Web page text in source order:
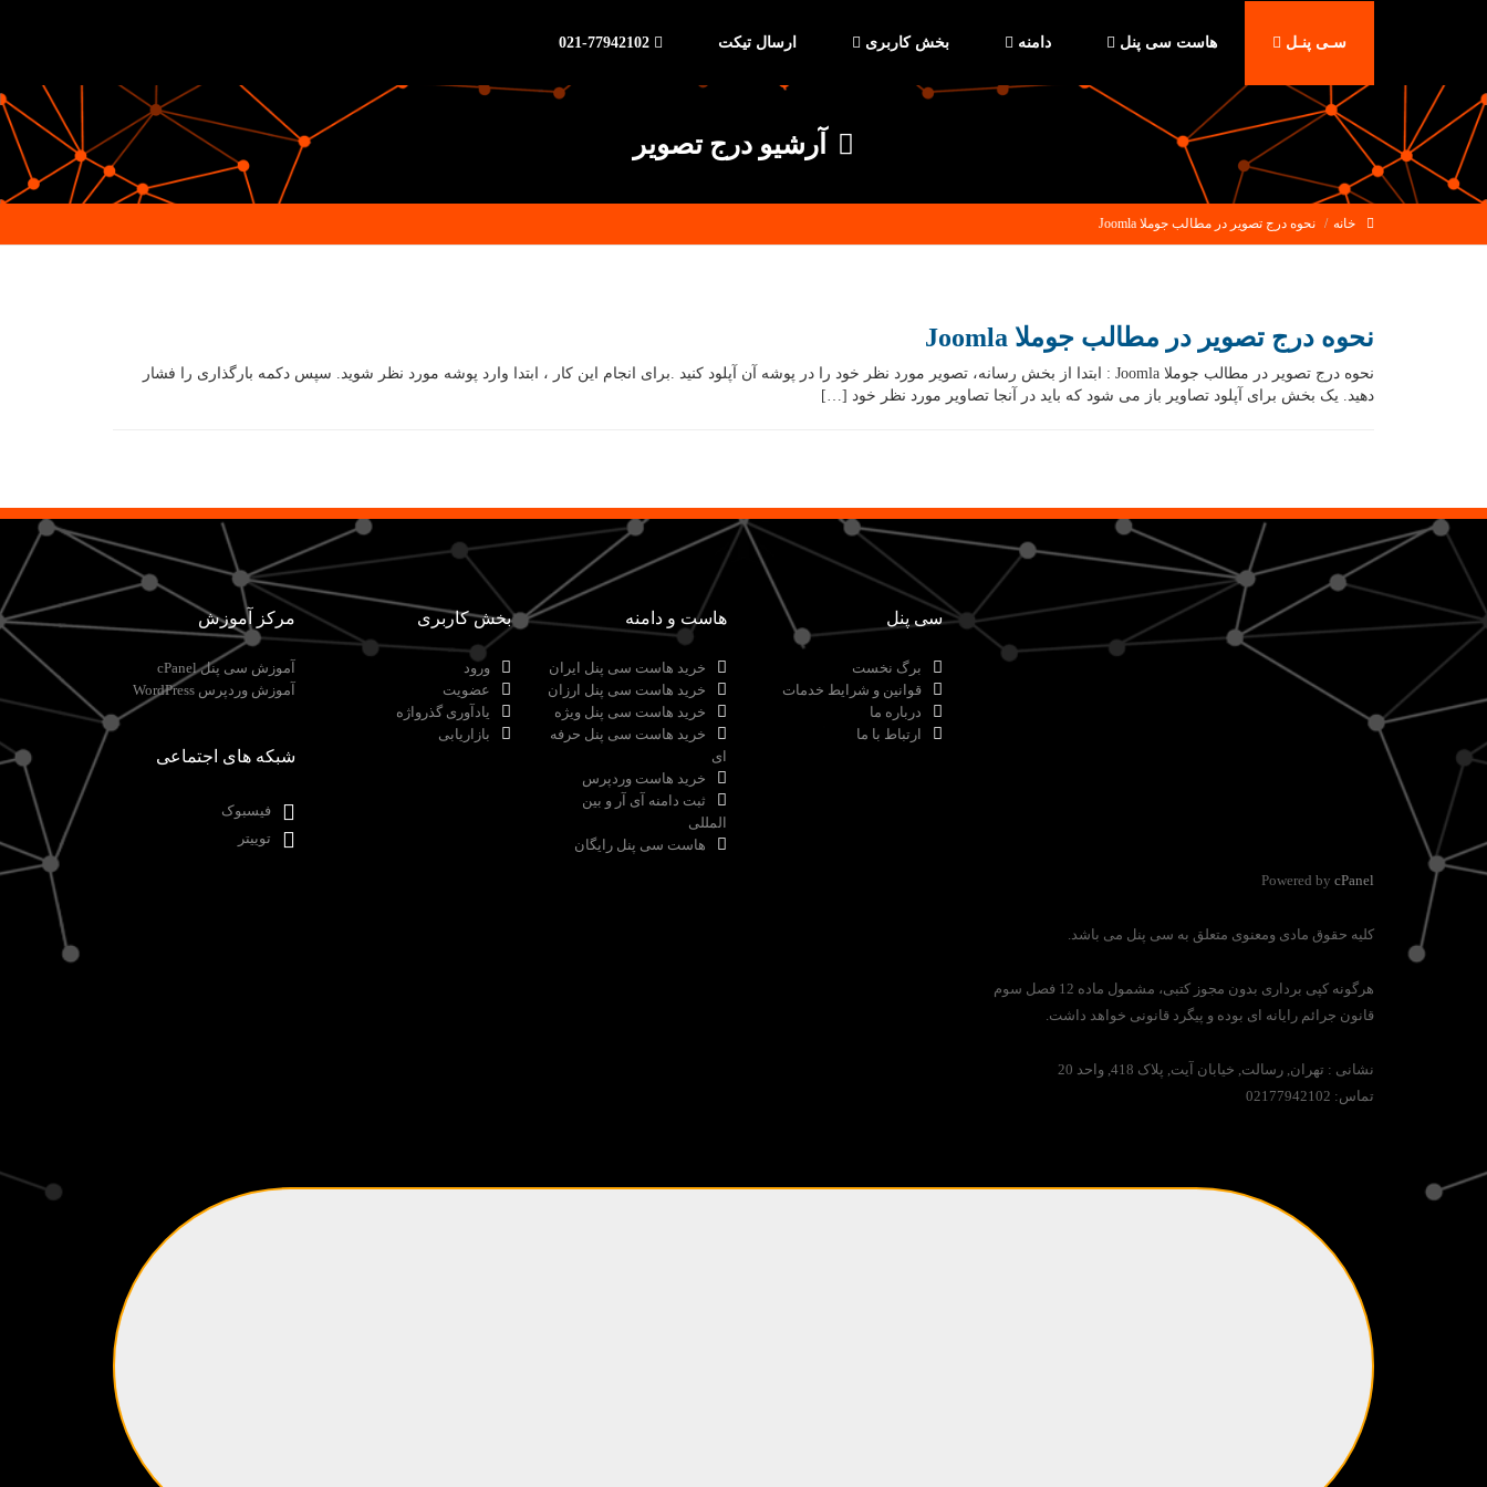
سـی پنـل هاست سی پنل دامنه بخش کاربری ارسال تیکت
آرشیو درج تصویر
خانه نحوه درج تصویر در مطالب جوملا Joomla
نحوه درج تصویر در مطالب جوملا Joomla
نحوه درج تصویر در مطالب جوملا Joomla : ابتدا از بخش رسانه، تصویر مورد نظر خود را در پوشه آن آپلود کنید .برای انجام این کار ، ابتدا وارد پوشه مورد نظر شوید. سپس دکمه بارگذاری را فشار
دهید. یک بخش برای آپلود تصاویر باز می شود که باید در آنجا تصاویر مورد نظر خود […]
Powered by cPanel
کلیه حقوق مادی ومعنوی متعلق به سی پنل می باشد.
هرگونه کپی برداری بدون مجوز کتبی، مشمول ماده 12 فصل سوم
قانون جرائم رایانه ای بوده و پیگرد قانونی خواهد داشت.
نشانی : تهران, رسالت, خیابان آیت, پلاک 418, واحد 20
تماس:
سی پنل
برگ نخست
قوانین و شرایط خدمات
درباره ما
ارتباط با ما
هاست و دامنه
خرید هاست سی پنل ایران
خرید هاست سی پنل ارزان
خرید هاست سی پنل ویژه
خرید هاست سی پنل حرفه
ای
خرید هاست وردپرس
ثبت دامنه آی آر و بین
المللی
هاست سی پنل رایگان
بخش کاربری
ورود
عضویت
یادآوری گذرواژه
بازاریابی
مرکز آموزش
آموزش سی پنل cPanel
آموزش وردپرس WordPress
شبکه های اجتماعی
فیسبوک
توییتر